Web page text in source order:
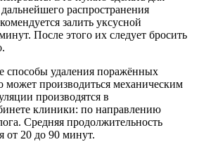
распространения
залить уксусной
После этого их следует бросить
способы удаления поражённых
может производиться механическим
производятся в
клиники: по направлению
Средняя продолжительность
от 20 до 90 минут.